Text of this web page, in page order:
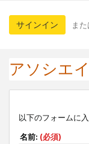
サインイン また
アソシエ
以下のフォームに
名前: (必須)